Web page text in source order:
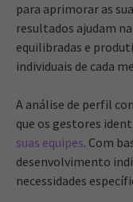
para aprimorar as
resultados ajudam
equilibradas e
individuais de cada
A análise de perfil
que os gestores
suas equipes. Com
desenvolvimento
necessidades